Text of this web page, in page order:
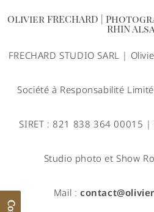
Olivier FRECHARD |
RHIN
FRECHARD STUDIO SARL |
Société à Responsabilité
SIRET : 821 838 364 00015 |
Studio photo et Show
Mail :